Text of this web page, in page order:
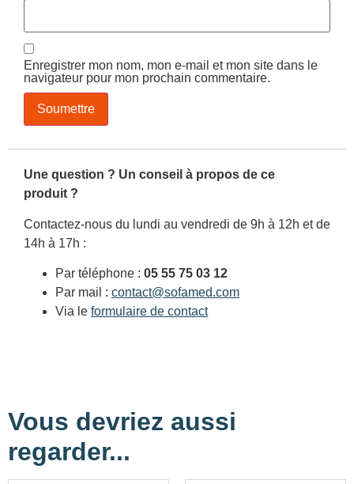
Enregistrer mon nom, mon e-mail et mon site dans le
navigateur pour mon prochain commentaire.
Une question ? Un conseil à propos de ce
produit ?
Contactez-nous du lundi au vendredi de 9h à 12h et de
14h à 17h :
Par téléphone : 05 55 75 03 12
Par mail : contact@sofamed.com
Via le formulaire de contact
Vous devriez aussi
regarder...